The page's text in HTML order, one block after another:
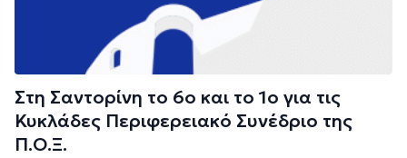
Στη Σαντορίνη το 6ο και το 1ο για τις
Κυκλάδες Περιφερειακό Συνέδριο της
Π.Ο.Ξ.